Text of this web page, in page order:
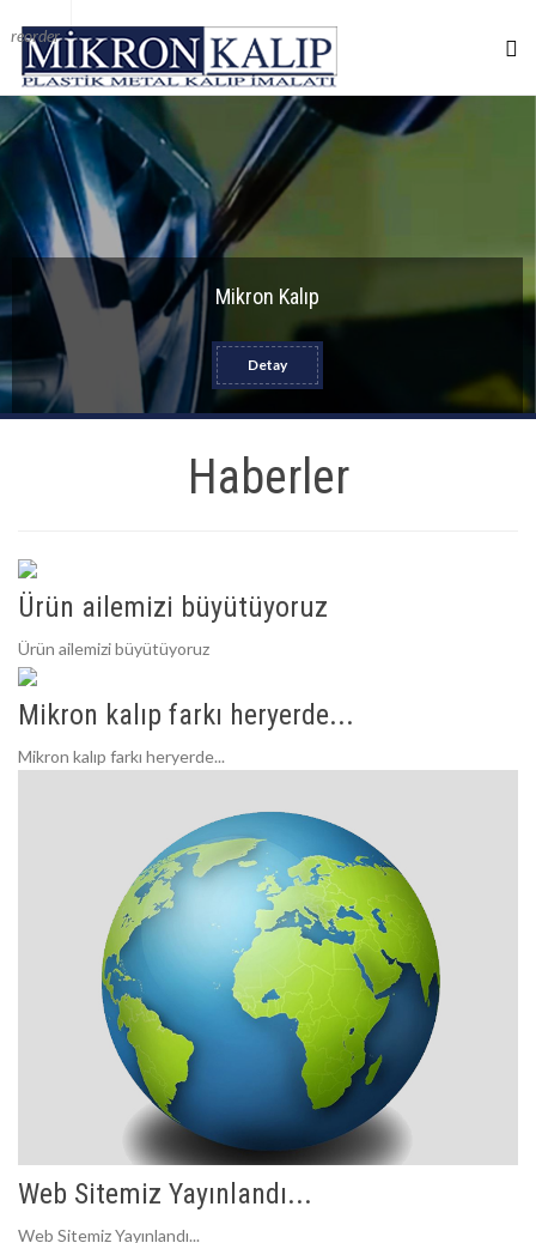
reorder
Mikron Kalıp
Detay
Haberler
Ürün ailemizi büyütüyoruz
Ürün ailemizi büyütüyoruz
Mikron kalıp farkı heryerde...
Mikron kalıp farkı heryerde...
Web Sitemiz Yayınlandı...
Web Sitemiz Yayınlandı...